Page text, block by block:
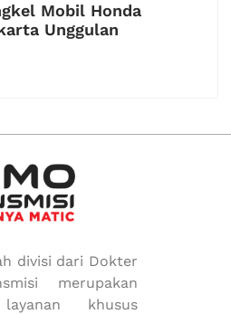
Mobil Honda
Unggulan
divisi dari Dokter
merupakan
khusus